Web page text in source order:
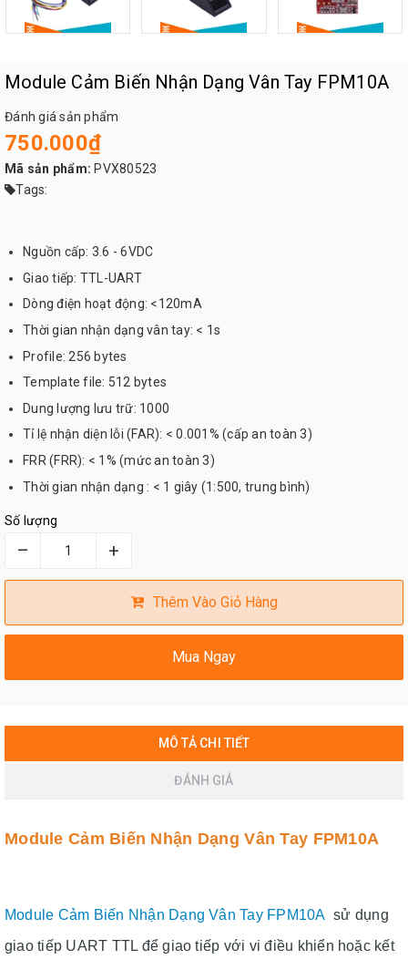
Module Cảm Biến Nhận Dạng Vân Tay FPM10A
Đánh giá sản phẩm
750.000₫
Mã sản phẩm: PVX80523
Tags:
Nguồn cấp: 3.6 - 6VDC
Giao tiếp: TTL-UART
Dòng điện hoạt động: <120mA
Thời gian nhận dạng vân tay: < 1s
Profile: 256 bytes
Template file: 512 bytes
Dung lượng lưu trữ: 1000
Tỉ lệ nhận diện lỗi (FAR): < 0.001% (cấp an toàn 3)
FRR (FRR): < 1% (mức an toàn 3)
Thời gian nhận dạng : < 1 giây (1:500, trung bình)
Số lượng
– +
Thêm Vào Giỏ Hàng
Mua Ngay
MÔ TẢ CHI TIẾT
ĐÁNH GIÁ
Module Cảm Biến Nhận Dạng Vân Tay FPM10A
Module Cảm Biến Nhận Dạng Vân Tay FPM10A sử dụng
giao tiếp UART TTL để giao tiếp với vi điều khiển hoặc kết